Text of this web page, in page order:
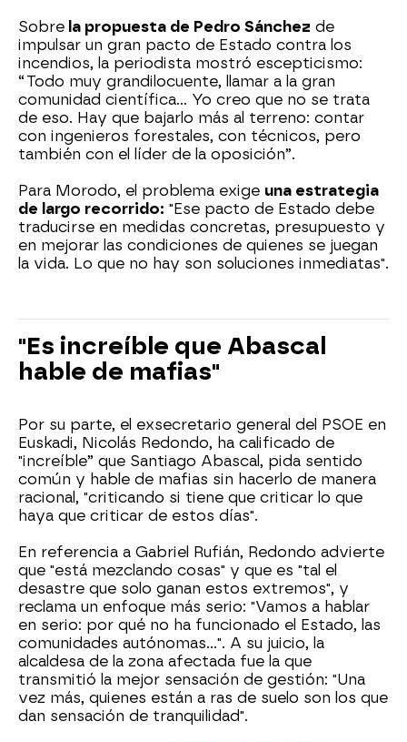
Sobre la propuesta de Pedro Sánchez de
impulsar un gran pacto de Estado contra los
incendios, la periodista mostró escepticismo:
“Todo muy grandilocuente, llamar a la gran
comunidad científica… Yo creo que no se trata
de eso. Hay que bajarlo más al terreno: contar
con ingenieros forestales, con técnicos, pero
también con el líder de la oposición”.
Para Morodo, el problema exige una estrategia
de largo recorrido: "Ese pacto de Estado debe
traducirse en medidas concretas, presupuesto y
en mejorar las condiciones de quienes se juegan
la vida. Lo que no hay son soluciones inmediatas".
"Es increíble que Abascal
hable de mafias"
Por su parte, el exsecretario general del PSOE en
Euskadi, Nicolás Redondo, ha calificado de
"increíble” que Santiago Abascal, pida sentido
común y hable de mafias sin hacerlo de manera
racional, "criticando si tiene que criticar lo que
haya que criticar de estos días".
En referencia a Gabriel Rufián, Redondo advierte
que "está mezclando cosas" y que es "tal el
desastre que solo ganan estos extremos", y
reclama un enfoque más serio: "Vamos a hablar
en serio: por qué no ha funcionado el Estado, las
comunidades autónomas…". A su juicio, la
alcaldesa de la zona afectada fue la que
transmitió la mejor sensación de gestión: "Una
vez más, quienes están a ras de suelo son los que
dan sensación de tranquilidad".